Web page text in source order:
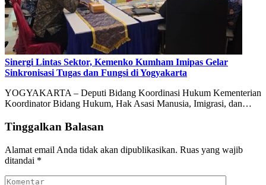
Sinergi Lintas Sektor, Kemenko Kumham Imipas Gelar
Sinkronisasi Tugas dan Fungsi di Yogyakarta
YOGYAKARTA – Deputi Bidang Koordinasi Hukum Kementerian
Koordinator Bidang Hukum, Hak Asasi Manusia, Imigrasi, dan…
Tinggalkan Balasan
Alamat email Anda tidak akan dipublikasikan. Ruas yang wajib
ditandai *